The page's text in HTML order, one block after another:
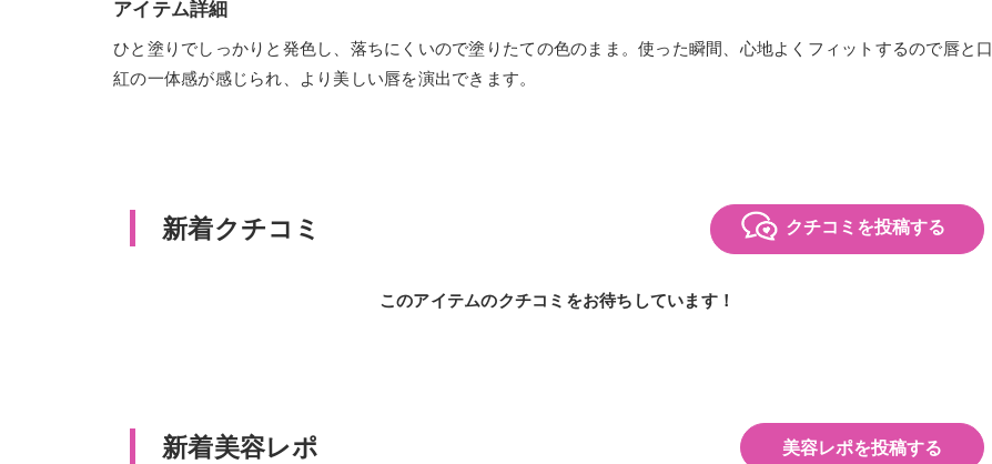
アイテム詳細
ひと塗りでしっかりと発色し、落ちにくいので塗りたての色のまま。使った瞬間、心地よくフィットするので唇と口
紅の一体感が感じられ、より美しい唇を演出できます。
新着クチコミ クチコミを投稿する
このアイテムのクチコミをお待ちしています！
新着美容レポ 美容レポを投稿する